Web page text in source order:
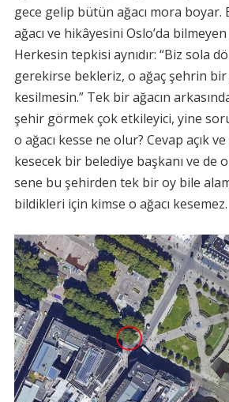
gece gelip bütün ağacı mora boyar.
ağacı ve hikâyesini Oslo’da
Herkesin tepkisi aynıdır: “Biz sola
gerekirse bekleriz, o ağaç şehrin
kesilmesin.” Tek bir ağacın
şehir görmek çok etkileyici, yine
o ağacı kesse ne olur? Cevap açık ve
kesecek bir belediye başkanı ve de
sene bu şehirden tek bir oy bile
bildikleri için kimse o ağacı kesemez.